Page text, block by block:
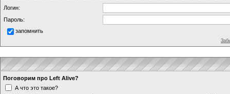
Логин:
Пароль:
запомнить
Поговорим про Left Alive?
А что это такое?